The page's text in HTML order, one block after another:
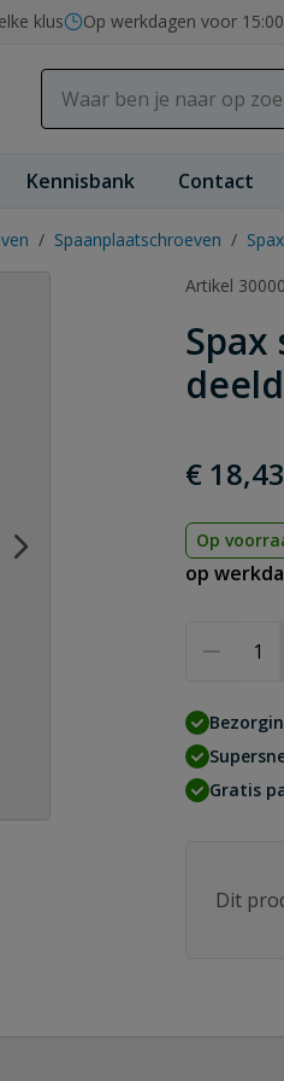
klus Op werkdagen voor
Kennisbank Contact
/ Spaanplaatschroeven /
Artikel
Spax
€ 18,43
Op
op
Gratis
Dit